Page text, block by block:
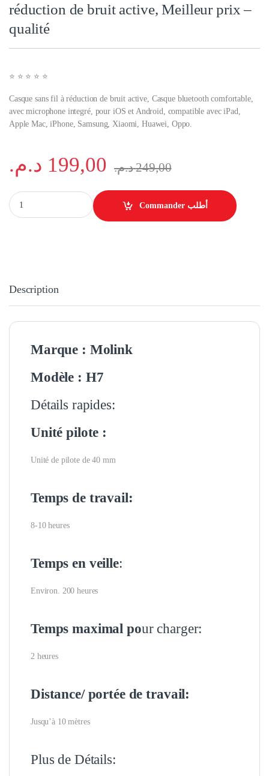
réduction de bruit active, Meilleur prix –
qualité
⭐️ ⭐️ ⭐️ ⭐️ ⭐️
Casque sans fil à réduction de bruit active, Casque bluetooth comfortable,
avec microphone integré, pour iOS et Android, compatible avec iPad,
Apple Mac, iPhone, Samsung, Xiaomi, Huawei, Oppo.
199,00 د.م. 249,00 د.م.
Casque bluetooth sans fil MOLINK H7 à réduction de bruit active,
Commander أطلب
Description
Marque : Molink
Modèle : H7
Détails rapides:
Unité pilote :
Unité de pilote de 40 mm
Temps de travail:
8-10 heures
Temps en veille:
Environ. 200 heures
Temps maximal pour charger:
2 heures
Distance/ portée de travail:
Jusqu’à 10 mètres
Plus de Détails: